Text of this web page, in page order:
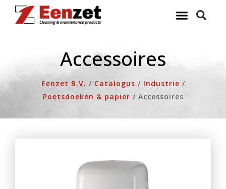
naar
Accessoires
Eenzet B.V. / Catalogus / Industrie /
Poetsdoeken & papier / Accessoires